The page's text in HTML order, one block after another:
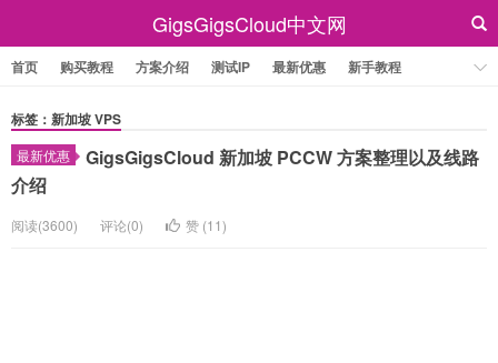
GigsGigsCloud中文网
首页 购买教程 方案介绍 测试IP 最新优惠 新手教程
标签：新加坡 VPS
最新优惠
GigsGigsCloud 新加坡 PCCW 方案整理以及线路
介绍
阅读(3600) 评论(0) 赞 (11)